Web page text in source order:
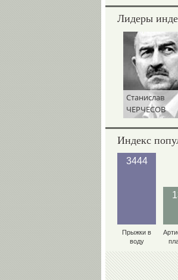
Лидеры
Станислав
ЧЕРЧЕСОВ
Индекс
3444
Прыжки в
воду